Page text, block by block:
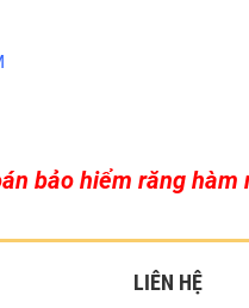
bảo hiểm răng hàm
LIÊN HỆ